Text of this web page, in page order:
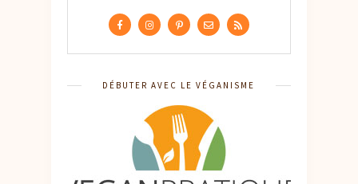
DÉBUTER AVEC LE VÉGANISME